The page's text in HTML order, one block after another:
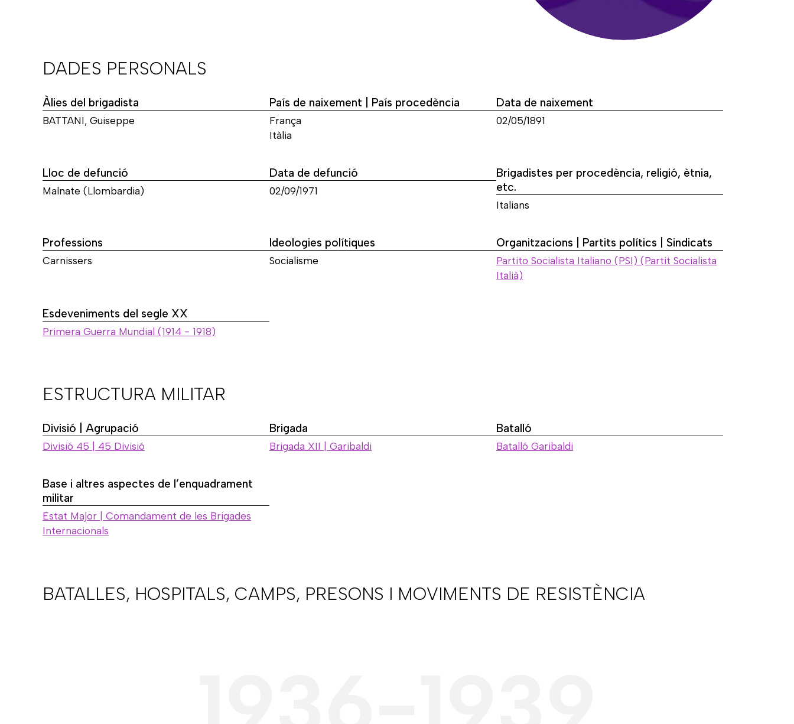
DADES PERSONALS
Àlies del brigadista
BATTANI, Guiseppe
País de naixement | País procedència
França
Itàlia
Data de naixement
02/05/1891
Lloc de defunció
Malnate (Llombardia)
Data de defunció
02/09/1971
Brigadistes per procedència, religió, ètnia,
etc.
Italians
Professions
Carnissers
Ideologies polítiques
Socialisme
Organitzacions | Partits polítics | Sindicats
Partito Socialista Italiano (PSI) (Partit Socialista
Italià)
Esdeveniments del segle XX
Primera Guerra Mundial (1914 - 1918)
ESTRUCTURA MILITAR
Divisió | Agrupació
Divisió 45 | 45 Divisió
Brigada
Brigada XII | Garibaldi
Batalló
Batalló Garibaldi
Base i altres aspectes de l’enquadrament
militar
Estat Major | Comandament de les Brigades
Internacionals
BATALLES, HOSPITALS, CAMPS, PRESONS I MOVIMENTS DE RESISTÈNCIA